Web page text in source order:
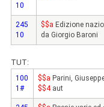
10
245
10
$$a Edizione
da Giorgio Baroni
TUT:
100
1#
$$a Parini,
$$4aut